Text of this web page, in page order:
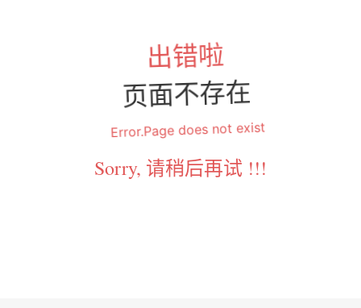
出错啦
页面不存在
Error.Page does not exist
Sorry, 请稍后再试 !!!